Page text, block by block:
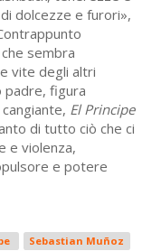
dolcezze e furori»,
sembra
vite degli altri
padre, figura
El Principe
di tutto ciò che ci
e violenza,
e potere
Sebastian Muñoz